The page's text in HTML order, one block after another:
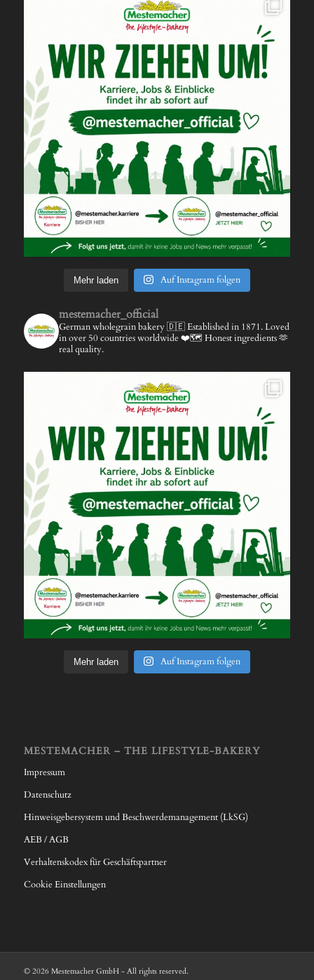
Mehr laden Auf Instagram folgen
mestemacher_official
German wholegrain bakery 🇩🇪Established in 1871.Loved
in over 50 countries worldwide ❤️🗺️ Honest ingredients 🫶
real quality.
Mehr laden Auf Instagram folgen
MESTEMACHER – THE LIFESTYLE-BAKERY
Impressum
Datenschutz
Hinweisgebersystem und Beschwerdemanagement (LkSG)
AEB / AGB
Verhaltenskodex für Geschäftspartner
Cookie Einstellungen
© 2026 Mestemacher GmbH - All rights reserved.